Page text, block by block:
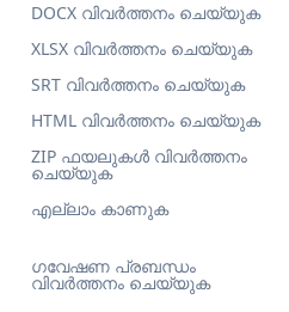
ഗവേഷണ പ്രബന്ധം
വിവർത്തനം ചെയ്യുക
DOCX വിവർത്തനം ചെയ്യുക
XLSX വിവർത്തനം ചെയ്യുക
SRT വിവർത്തനം ചെയ്യുക
HTML വിവർത്തനം ചെയ്യുക
ZIP ഫയലുകൾ വിവർത്തനം
ചെയ്യുക
എല്ലാം കാണുക